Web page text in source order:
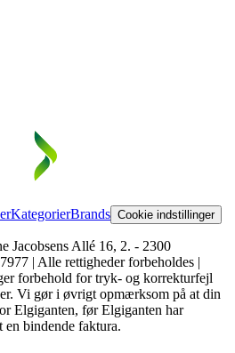
KategorierBrands Cookie indstillinger
Jacobsens Allé 16, 2. - 2300
| Alle rettigheder forbeholdes |
forbehold for tryk- og korrekturfejl
Vi gør i øvrigt opmærksom på at din
Elgiganten, før Elgiganten har
en bindende faktura.